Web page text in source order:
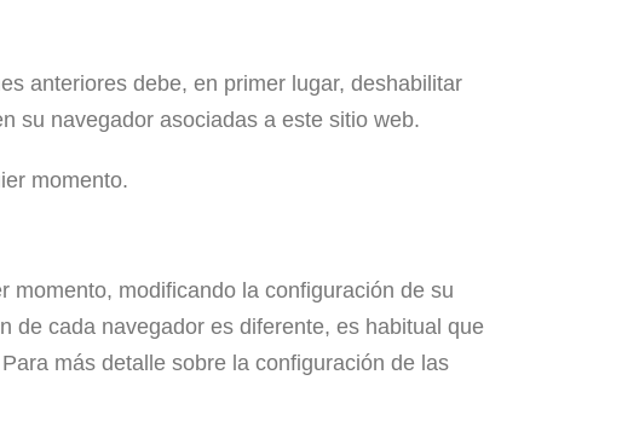
anteriores debe, en primer lugar, deshabilitar
su navegador asociadas a este sitio web.
momento.
momento, modificando la configuración de su
de cada navegador es diferente, es habitual que
más detalle sobre la configuración de las